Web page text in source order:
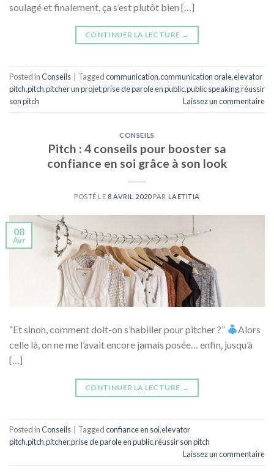
soulagé et finalement, ça s’est plutôt bien […]
CONTINUER LA LECTURE →
Posted inConseils Taggedcommunication,communication orale,elevator
pitch,pitch,pitcher un projet,prise de parole en public,public speaking,réussir
son pitch
Laissez un commentaire
CONSEILS
Pitch : 4 conseils pour booster sa
confiance en soi grâce à son look
POSTÉ LE 8 AVRIL 2020PAR LAETITIA
08
Avr
“Et sinon, comment doit-on s’habiller pour pitcher ?”
Alors
celle là, on ne me l’avait encore jamais posée… enfin, jusqu’à
[…]
CONTINUER LA LECTURE →
Posted inConseils Taggedconfiance en soi,elevator
pitch,pitch,pitcher,prise de parole en public,réussir son pitch
Laissez un commentaire